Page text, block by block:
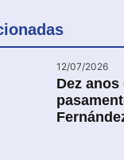
12/07/2026
Dez anos